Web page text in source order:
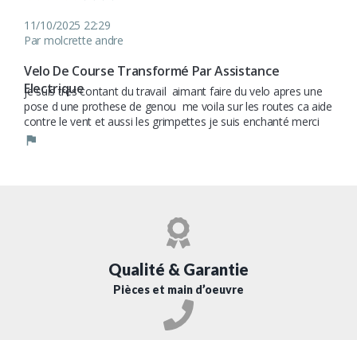
11/10/2025 22:29
Par molcrette andre
Velo De Course Transformé Par Assistance
Electrique
je suis tres contant du travail  aimant faire du velo apres une
pose d une prothese de genou  me voila sur les routes ca aide
contre le vent et aussi les grimpettes je suis enchanté merci
Qualité & Garantie
Pièces et main d’oeuvre